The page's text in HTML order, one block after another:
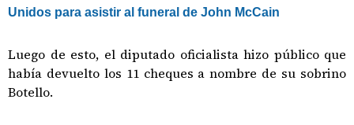
Unidos para asistir al funeral de John McCain
Luego de esto, el diputado oficialista hizo público que
había devuelto los 11 cheques a nombre de su sobrino
Botello.